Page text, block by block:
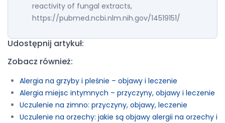
reactivity of fungal extracts,
https://pubmed.ncbi.nlm.nih.gov/14519151/
Udostępnij artykuł:
Zobacz również:
Alergia na grzyby i pleśnie – objawy i leczenie
Alergia miejsc intymnych – przyczyny, objawy i leczenie
Uczulenie na zimno: przyczyny, objawy, leczenie
Uczulenie na orzechy: jakie są objawy alergii na orzechy i